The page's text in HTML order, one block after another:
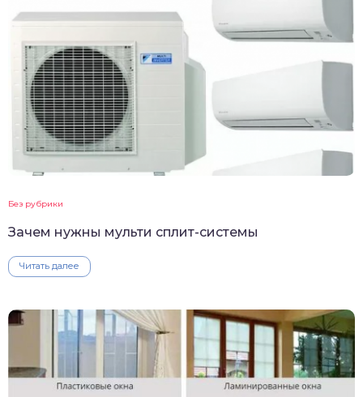
Без рубрики
Зачем нужны мульти сплит-системы
Читать далее